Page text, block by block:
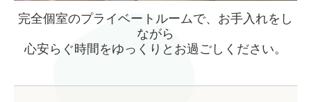
完全個室のプライベートルームで、お手入れをし
ながら
心安らぐ時間をゆっくりとお過ごしください。